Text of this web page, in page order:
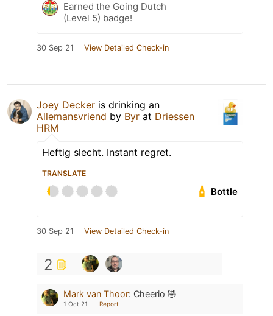
Earned the Going Dutch
(Level 5) badge!
30 Sep 21 View Detailed Check-in
Joey Decker is drinking an
Allemansvriend by Byr at Driessen
HRM
Heftig slecht. Instant regret.
TRANSLATE
Bottle
30 Sep 21 View Detailed Check-in
2
Mark van Thoor: Cheerio 🤣
1 Oct 21 Report